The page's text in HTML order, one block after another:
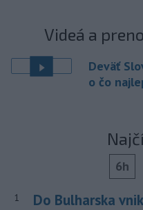
Videá a
Deväť
o čo
6h
1
Do Bulharska